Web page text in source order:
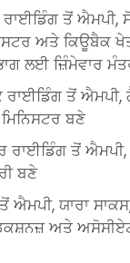
ਤੋਂ ਐਮਪੀ,
ਅਤੇ ਕਿਊਬੈਕ
ਲਈ ਜ਼ਿੰਮੇਵਾਰ
ਤੋਂ ਐਮਪੀ,
ਬਣੇ
ਰਾਈਡਿੰਗ ਤੋਂ ਐਮਪੀ,
ਬਣੇ
ਯਾਰਾ
ਅਤੇ